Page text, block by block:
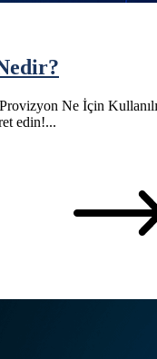
Ne İçin
edin!...